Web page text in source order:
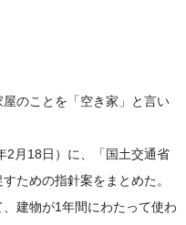
のことを「空き家」と言い
2月18日）に、「国土交通省
ための指針案をまとめた。
建物が1年間にわたって使わ